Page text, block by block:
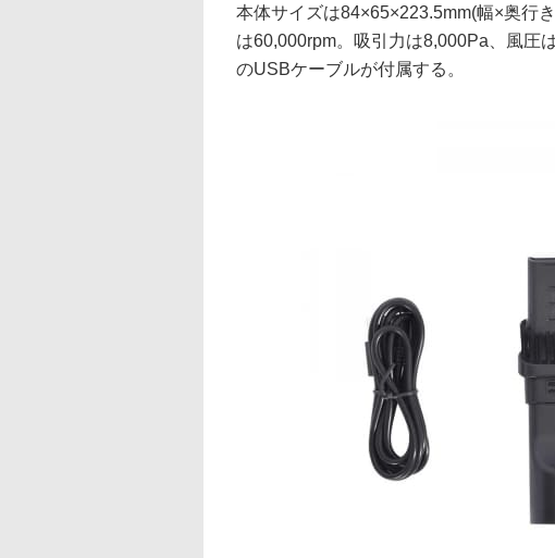
本体サイズは84×65×223.5mm(幅×奥行
は60,000rpm。吸引力は8,000Pa、風圧
のUSBケーブルが付属する。